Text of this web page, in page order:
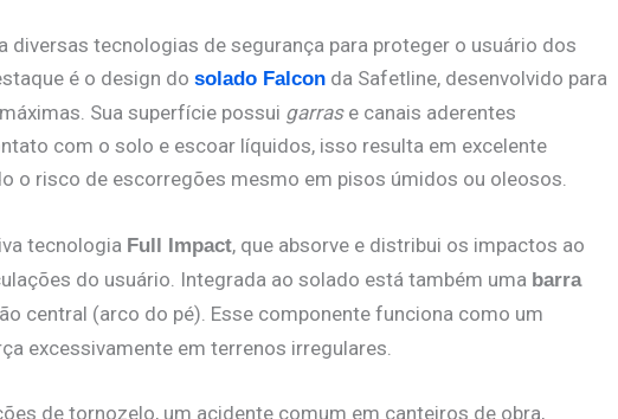
diversas tecnologias de segurança para proteger o usuário dos
é o design do solado Falconda Safetline, desenvolvido para
Sua superfície possui garrase canais aderentes
com o solo e escoar líquidos, isso resulta em excelente
o risco de escorregões mesmo em pisos úmidos ou oleosos.
tecnologia Full Impact, que absorve e distribui os impactos ao
do usuário. Integrada ao solado está também uma barra
central (arco do pé). Esse componente funciona como um
excessivamente em terrenos irregulares.
de tornozelo, um acidente comum em canteiros de obra,